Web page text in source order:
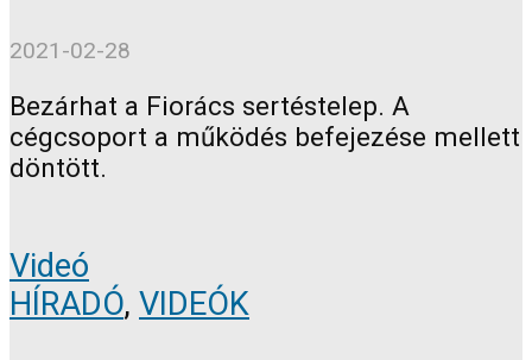
2021-02-28
Bezárhat a Fiorács sertéstelep. A
cégcsoport a működés befejezése mellett
döntött.
Videó
HÍRADÓ, VIDEÓK